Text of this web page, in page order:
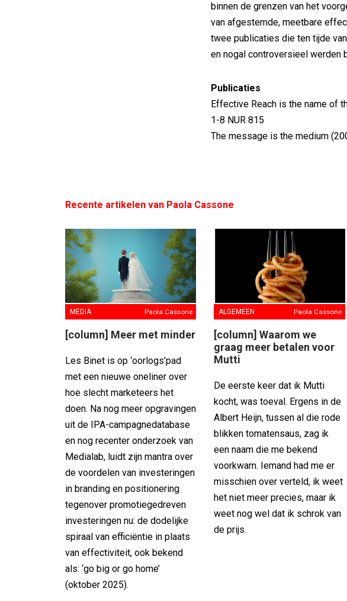
binnen de grenzen van het
van afgestemde, meetbare
twee publicaties die ten tijde
en nogal controversieel werden
Publicaties
Effective Reach is the name of
1-8 NUR 815
The message is the medium
Recente artikelen van Paola Cassone
MEDIA Paola Cassone
[column] Meer met minder
Les Binet is op ‘oorlogs’pad
met een nieuwe oneliner over
hoe slecht marketeers het
doen. Na nog meer opgravingen
uit de IPA-campagnedatabase
en nog recenter onderzoek van
Medialab, luidt zijn mantra over
de voordelen van investeringen
in branding en positionering
tegenover promotiegedreven
investeringen nu: de dodelijke
spiraal van efficiëntie in plaats
van effectiviteit, ook bekend
als: ‘go big or go home’
(oktober 2025).
ALGEMEEN Paola Cassone
[column] Waarom we
graag meer betalen voor
Mutti
De eerste keer dat ik Mutti
kocht, was toeval. Ergens in de
Albert Heijn, tussen al die rode
blikken tomatensaus, zag ik
een naam die me bekend
voorkwam. Iemand had me er
misschien over verteld, ik weet
het niet meer precies, maar ik
weet nog wel dat ik schrok van
de prijs.